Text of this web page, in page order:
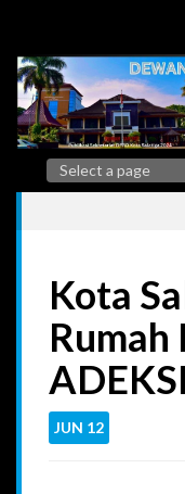
Kota
Rumah
JUN 12